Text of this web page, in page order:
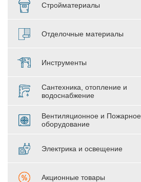
Стройматериалы
Отделочные материалы
Инструменты
Сантехника, отопление и
водоснабжение
Вентиляционное и Пожарное
оборудование
Электрика и освещение
Акционные товары